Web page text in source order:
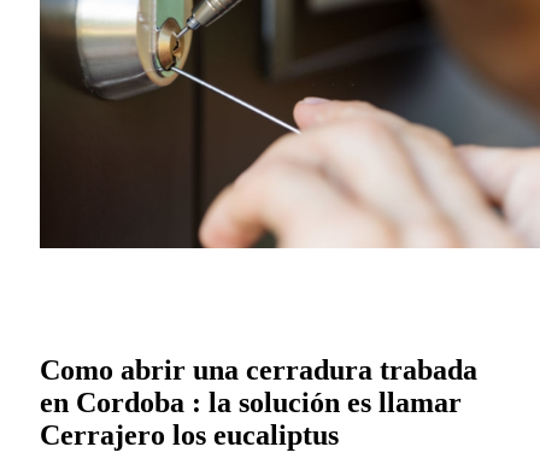
Como abrir una cerradura trabada
en Cordoba : la solución es llamar
Cerrajero los eucaliptus